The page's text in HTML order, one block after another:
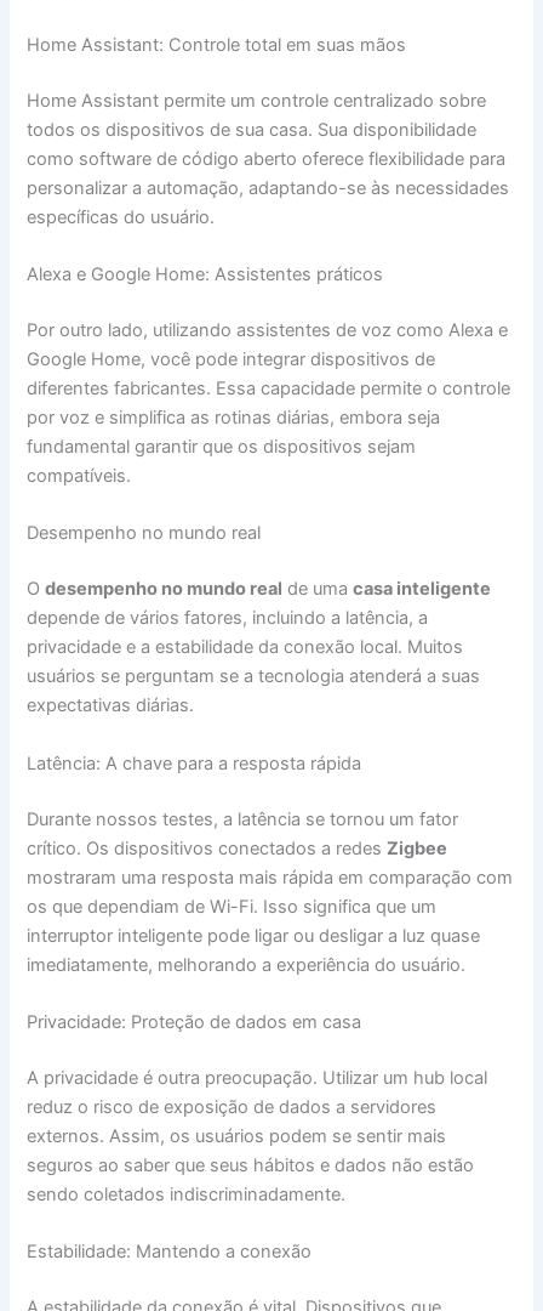
Home Assistant: Controle total em suas mãos
Home Assistant permite um controle centralizado sobre
todos os dispositivos de sua casa. Sua disponibilidade
como software de código aberto oferece flexibilidade para
personalizar a automação, adaptando-se às necessidades
específicas do usuário.
Alexa e Google Home: Assistentes práticos
Por outro lado, utilizando assistentes de voz como Alexa e
Google Home, você pode integrar dispositivos de
diferentes fabricantes. Essa capacidade permite o controle
por voz e simplifica as rotinas diárias, embora seja
fundamental garantir que os dispositivos sejam
compatíveis.
Desempenho no mundo real
Odesempenho no mundo real de umacasa inteligente
depende de vários fatores, incluindo a latência, a
privacidade e a estabilidade da conexão local. Muitos
usuários se perguntam se a tecnologia atenderá a suas
expectativas diárias.
Latência: A chave para a resposta rápida
Durante nossos testes, a latência se tornou um fator
crítico. Os dispositivos conectados a redesZigbee
mostraram uma resposta mais rápida em comparação com
os que dependiam de Wi-Fi. Isso significa que um
interruptor inteligente pode ligar ou desligar a luz quase
imediatamente, melhorando a experiência do usuário.
Privacidade: Proteção de dados em casa
A privacidade é outra preocupação. Utilizar um hub local
reduz o risco de exposição de dados a servidores
externos. Assim, os usuários podem se sentir mais
seguros ao saber que seus hábitos e dados não estão
sendo coletados indiscriminadamente.
Estabilidade: Mantendo a conexão